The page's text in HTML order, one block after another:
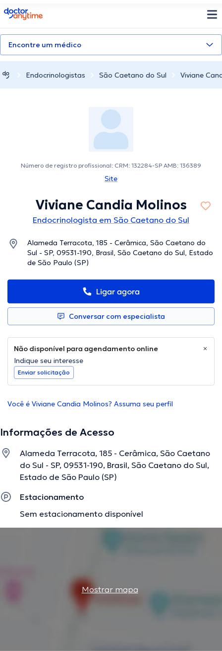
doctoranytime
Encontre um médico
Endocrinologistas São Caetano do Sul Viviane
Número de registro profissional: CRM: 132284-SP AMB: 136389
Site
Viviane Candia Molinos
Endocrinologista em São Caetano do Sul
Alameda Terracota, 185 - Cerâmica, São Caetano do
Sul - SP, 09531-190, Brasil, São Caetano do Sul, Estado
de São Paulo (SP)
Ligar agora
Conversar com especialista
Não disponível para agendamento online
Indique seu interesse
Enviar solicitação
Você é Viviane Candia Molinos? Assuma seu perfil
Informações de Acesso
Alameda Terracota, 185 - Cerâmica, São Caetano
do Sul - SP, 09531-190, Brasil, São Caetano do Sul,
Estado de São Paulo (SP)
Estacionamento
Sem estacionamento disponível
Mostrar mapa